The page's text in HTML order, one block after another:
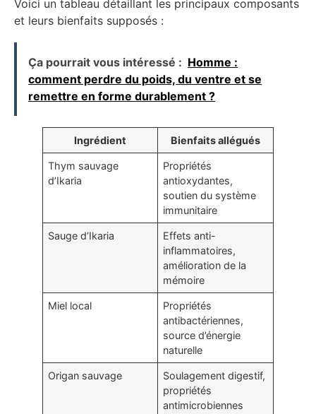
Voici un tableau détaillant les principaux composants
et leurs bienfaits supposés :
Ça pourrait vous intéressé : Homme :
comment perdre du poids, du ventre et se
remettre en forme durablement ?
Ingrédient Bienfaits allégués
Thym sauvage
d’Ikaria
Propriétés
antioxydantes,
soutien du système
immunitaire
Sauge d’Ikaria
Effets anti-
inflammatoires,
amélioration de la
mémoire
Miel local
Propriétés
antibactériennes,
source d’énergie
naturelle
Origan sauvage
Soulagement digestif,
propriétés
antimicrobiennes